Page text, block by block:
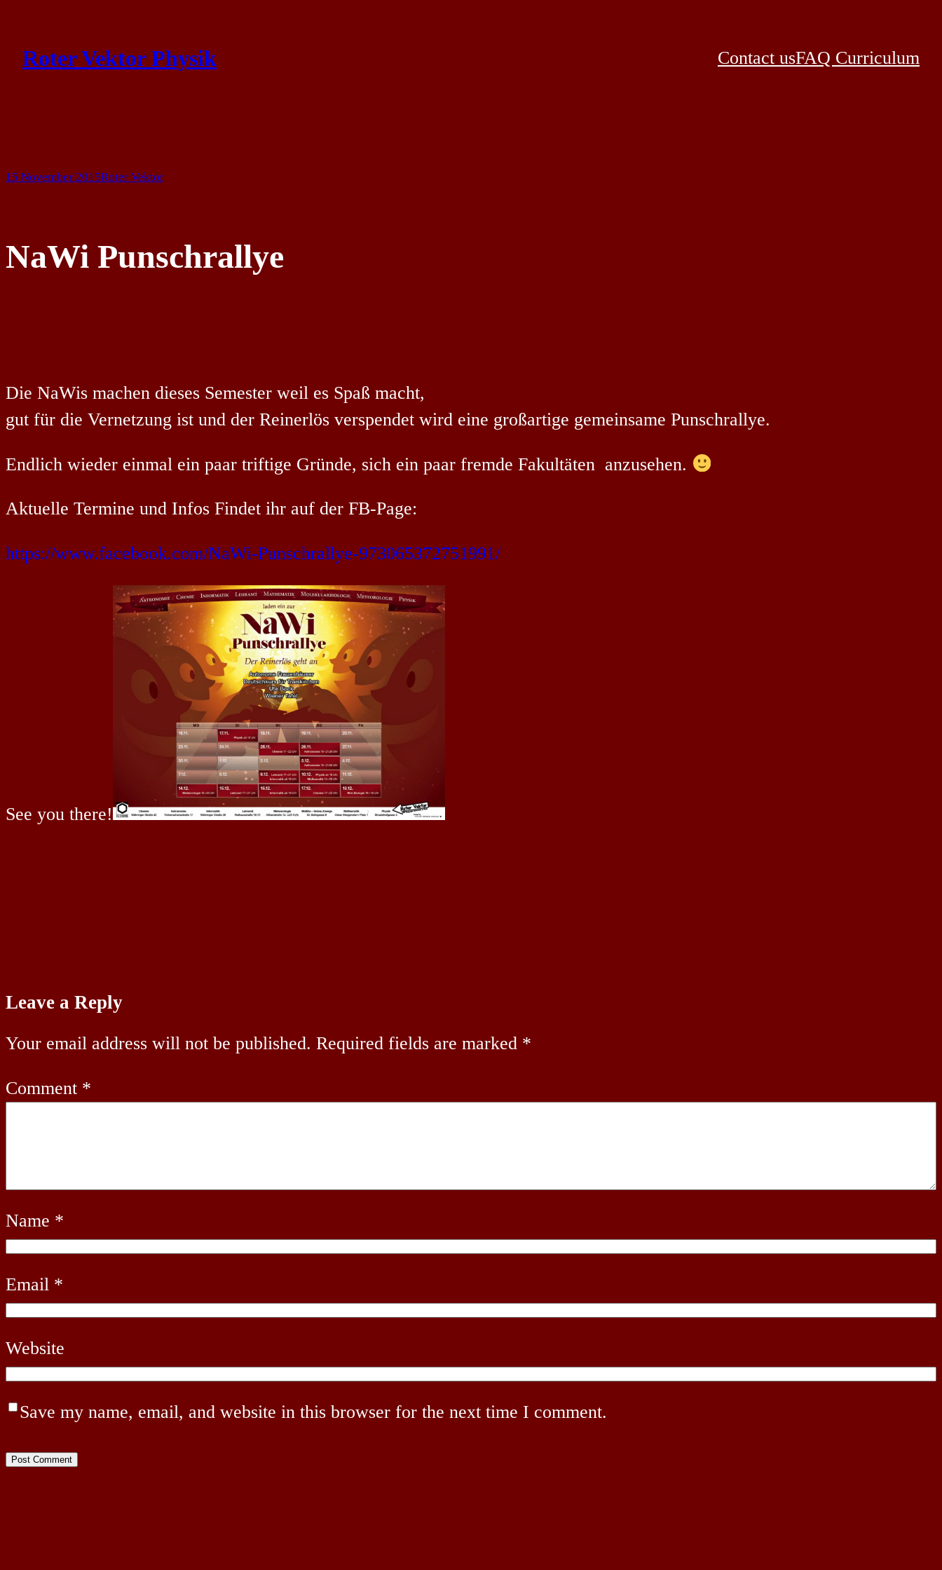
content
Roter Vektor Physik Contact usFAQ Curriculum
15 November 2015Roter Vektor
NaWi Punschrallye
Die NaWis machen dieses Semester weil es Spaß macht,
gut für die Vernetzung ist und der Reinerlös verspendet wird eine großartige gemeinsame Punschrallye.
Endlich wieder einmal ein paar triftige Gründe, sich ein paar fremde Fakultäten anzusehen.
Aktuelle Termine und Infos Findet ihr auf der FB-Page:
https://www.facebook.com/NaWi-Punschrallye-973065372751991/
See you there!
Leave a Reply
Your email address will not be published. Required fields are marked *
Comment *
Name *
Email *
Website
Save my name, email, and website in this browser for the next time I comment.